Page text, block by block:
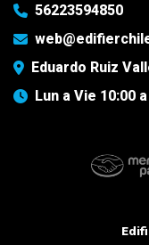
56223594850
Eduardo Ruiz
Lun a Vie 10:00